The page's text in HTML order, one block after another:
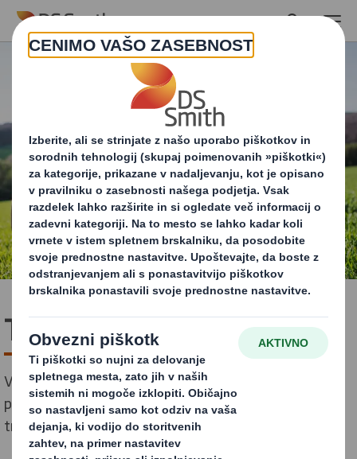
Skip to main content
Trajnostno poročilo 2022
Vsako leto objavimo izčrpno trajnostno poročilo, ki
podrobno opisuje napredek pri doseganju naših
trajnostnih ciljev.